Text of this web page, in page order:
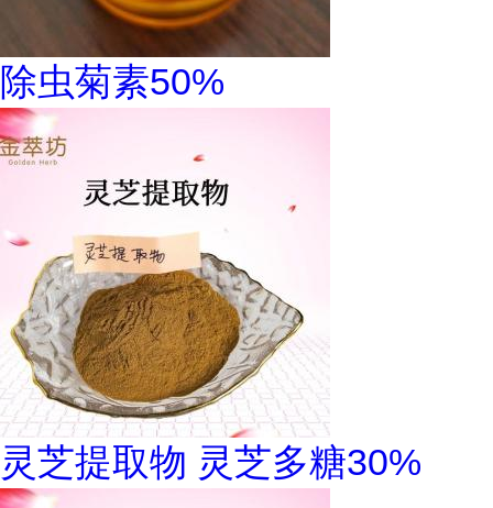
除虫菊素50%
灵芝提取物 灵芝多糖30%